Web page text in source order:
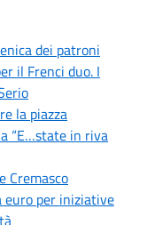
dei patroni
il Frenci duo. I
la piazza
a “E…state in riva
Cremasco
euro per iniziative